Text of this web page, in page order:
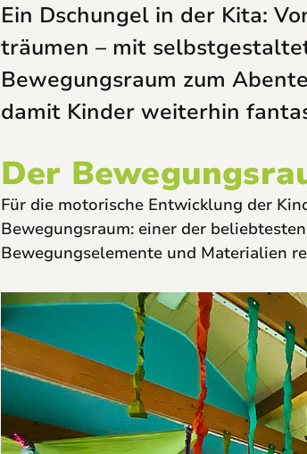
Ein Dschungel in der Kita:
träumen – mit
Bewegungsraum zum
damit Kinder weiterhin
Der
Für die motorische Entwicklung der
Bewegungsraum: einer der
Bewegungselemente und Materialien